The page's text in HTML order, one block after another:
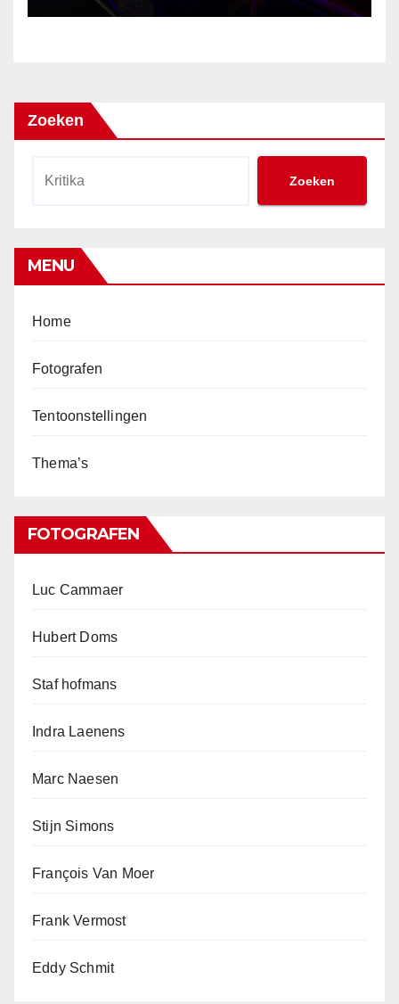
Zoeken
Zoeken
MENU
Home
Fotografen
Tentoonstellingen
Thema’s
FOTOGRAFEN
Luc Cammaer
Hubert Doms
Staf hofmans
Indra Laenens
Marc Naesen
Stijn Simons
François Van Moer
Frank Vermost
Eddy Schmit